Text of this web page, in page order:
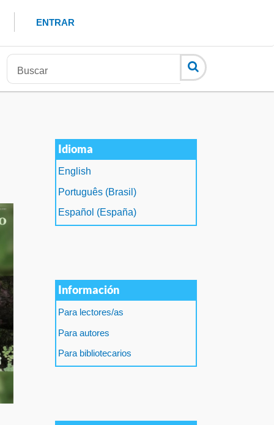
ENTRAR
Idioma
English
Português (Brasil)
Español (España)
Información
Para lectores/as
Para autores
Para bibliotecarios